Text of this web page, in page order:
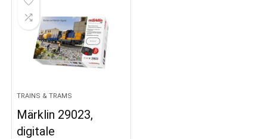
TRAINS & TRAMS
Märklin 29023,
digitale